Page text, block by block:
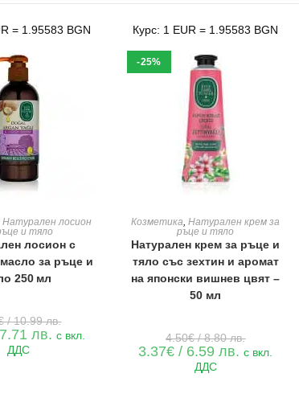
= 1.95583 BGN
В КОЛИЧКАТА
Натурален лосион
и тяло
лосион с
за ръце и
250 мл
/ 10.99 лв.
was:
лв. Текущата
цена
с вкл.
ДДС
Курс: 1 EUR = 1.95583 BGN
-25%
ДОБАВЯНЕ В КОЛИЧКАТА
Козметика,Натурален крем за
ръце и тяло
Натурален крем за ръце и
тяло със зехтин и аромат
на японски вишнев цвят –
50 мл
4.50€/ 8.80 лв.
was:
3.37€ / 6.59 лв. Текущата
цена
с вкл.
ДДС